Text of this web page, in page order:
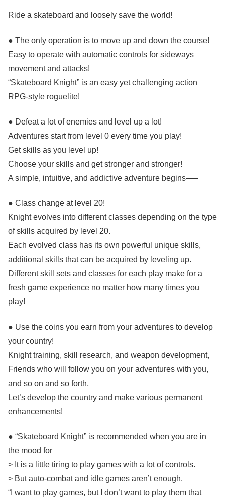
Ride a skateboard and loosely save the world!
● The only operation is to move up and down the course!
Easy to operate with automatic controls for sideways
movement and attacks!
“Skateboard Knight” is an easy yet challenging action
RPG-style roguelite!
● Defeat a lot of enemies and level up a lot!
Adventures start from level 0 every time you play!
Get skills as you level up!
Choose your skills and get stronger and stronger!
A simple, intuitive, and addictive adventure begins—–
● Class change at level 20!
Knight evolves into different classes depending on the type
of skills acquired by level 20.
Each evolved class has its own powerful unique skills,
additional skills that can be acquired by leveling up.
Different skill sets and classes for each play make for a
fresh game experience no matter how many times you
play!
● Use the coins you earn from your adventures to develop
your country!
Knight training, skill research, and weapon development,
Friends who will follow you on your adventures with you,
and so on and so forth,
Let’s develop the country and make various permanent
enhancements!
● “Skateboard Knight” is recommended when you are in
the mood for
> It is a little tiring to play games with a lot of controls.
> But auto-combat and idle games aren’t enough.
“I want to play games, but I don’t want to play them that